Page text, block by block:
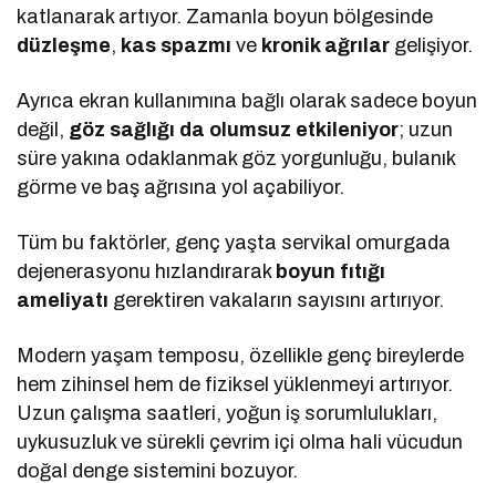
katlanarak artıyor. Zamanla boyun bölgesinde
düzleşme, kas spazmı ve kronik ağrılar gelişiyor.
Ayrıca ekran kullanımına bağlı olarak sadece boyun
değil, göz sağlığı da olumsuz etkileniyor; uzun
süre yakına odaklanmak göz yorgunluğu, bulanık
görme ve baş ağrısına yol açabiliyor.
Tüm bu faktörler, genç yaşta servikal omurgada
dejenerasyonu hızlandırarak boyun fıtığı
ameliyatı gerektiren vakaların sayısını artırıyor.
Modern yaşam temposu, özellikle genç bireylerde
hem zihinsel hem de fiziksel yüklenmeyi artırıyor.
Uzun çalışma saatleri, yoğun iş sorumlulukları,
uykusuzluk ve sürekli çevrim içi olma hali vücudun
doğal denge sistemini bozuyor.